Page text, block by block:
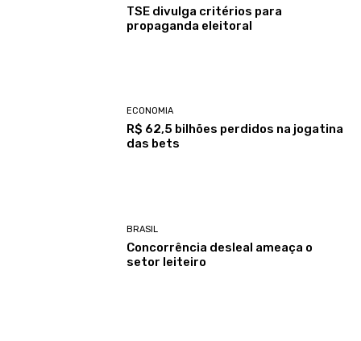
TSE divulga critérios para
propaganda eleitoral
ECONOMIA
R$ 62,5 bilhões perdidos na jogatina
das bets
BRASIL
Concorrência desleal ameaça o
setor leiteiro